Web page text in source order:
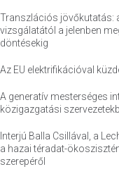
Transzlációs jövőkutatás:
vizsgálatától a jelenben
döntésekig
Az EU elektrifikációval
A generatív mesterséges
közigazgatási
Interjú Balla Csillával, a
a hazai téradat-
szerepéről